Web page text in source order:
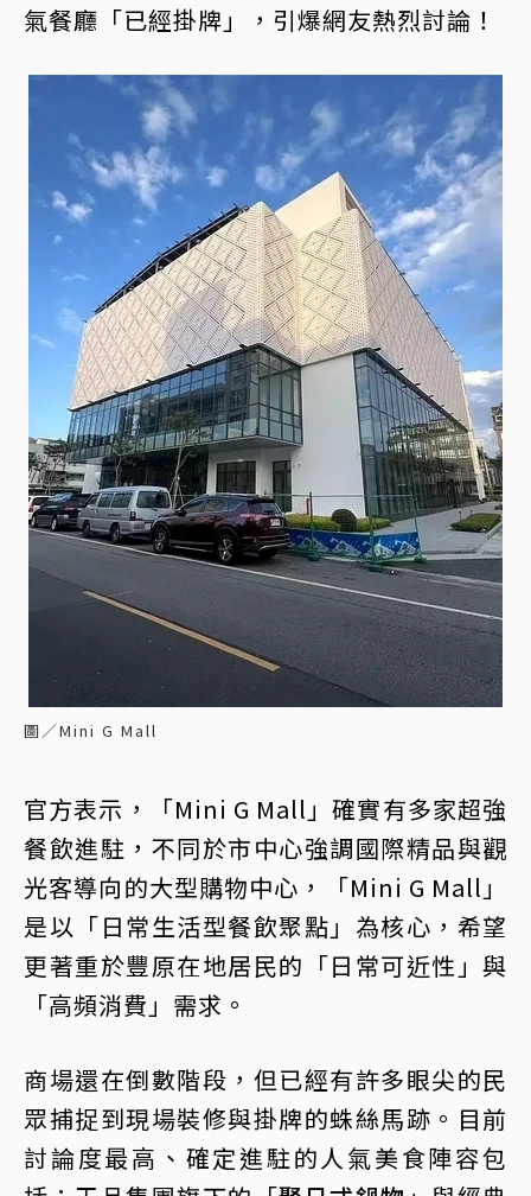
氣餐廳「已經掛牌」，引爆網友熱烈討論！
圖／Mini G Mall
官方表示，「Mini G Mall」確實有多家超強
餐飲進駐，不同於市中心強調國際精品與觀
光客導向的大型購物中心，「Mini G Mall」
是以「日常生活型餐飲聚點」為核心，希望
更著重於豐原在地居民的「日常可近性」與
「高頻消費」需求。
商場還在倒數階段，但已經有許多眼尖的民
眾捕捉到現場裝修與掛牌的蛛絲馬跡。目前
討論度最高、確定進駐的人氣美食陣容包